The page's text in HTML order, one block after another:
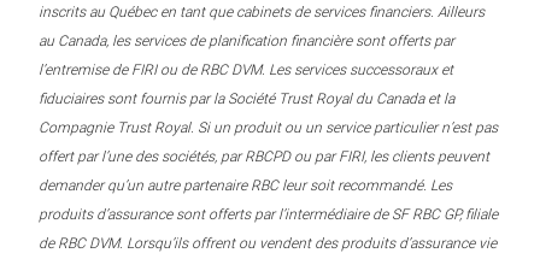
inscrits au Québec en tant que cabinets de services financiers. Ailleurs
au Canada, les services de planification financière sont offerts par
l’entremise de FIRI ou de RBC DVM. Les services successoraux et
fiduciaires sont fournis par la Société Trust Royal du Canada et la
Compagnie Trust Royal. Si un produit ou un service particulier n’est pas
offert par l’une des sociétés, par RBCPD ou par FIRI, les clients peuvent
demander qu’un autre partenaire RBC leur soit recommandé. Les
produits d’assurance sont offerts par l’intermédiaire de SF RBC GP, filiale
de RBC DVM. Lorsqu’ils offrent ou vendent des produits d’assurance vie